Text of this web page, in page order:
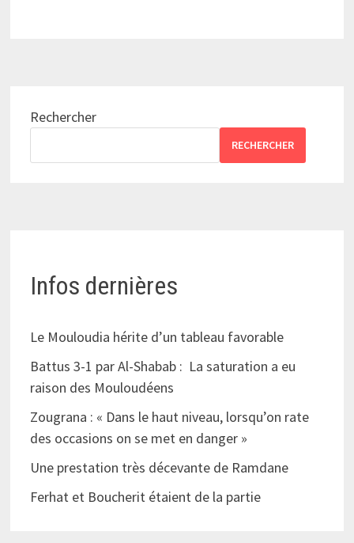
Rechercher
RECHERCHER
Infos dernières
Le Mouloudia hérite d’un tableau favorable
Battus 3-1 par Al-Shabab : La saturation a eu
raison des Mouloudéens
Zougrana : « Dans le haut niveau, lorsqu’on rate
des occasions on se met en danger »
Une prestation très décevante de Ramdane
Ferhat et Boucherit étaient de la partie